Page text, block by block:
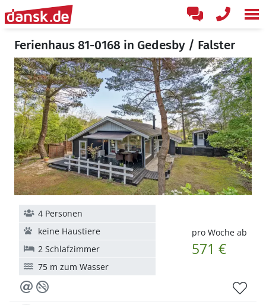
Ferienhaus 81-0168 in Gedesby / Falster
pro Woche ab
571 €
4 Personen
keine Haustiere
2 Schlafzimmer
75 m zum Wasser